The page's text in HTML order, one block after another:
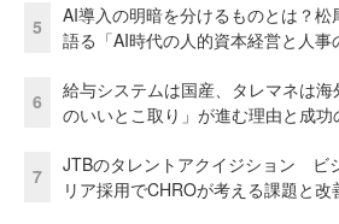
5
AI導入の明暗を分けるものとは？
語る「AI時代の人的資本経営と人事
6
給与システムは国産、タレマネは
のいいとこ取り」が進む理由と成功
7
JTBのタレントアクイジション ビ
リア採用でCHROが考える課題と改